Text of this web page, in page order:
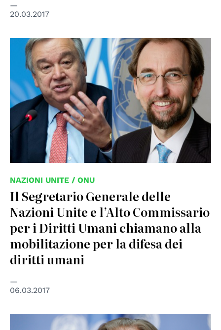
20.03.2017
NAZIONI UNITE / ONU
Il Segretario Generale delle
Nazioni Unite e l’Alto Commissario
per i Diritti Umani chiamano alla
mobilitazione per la difesa dei
diritti umani
06.03.2017